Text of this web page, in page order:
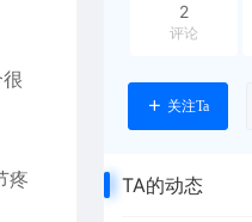
疼
2
评论
关注Ta
TA的动态